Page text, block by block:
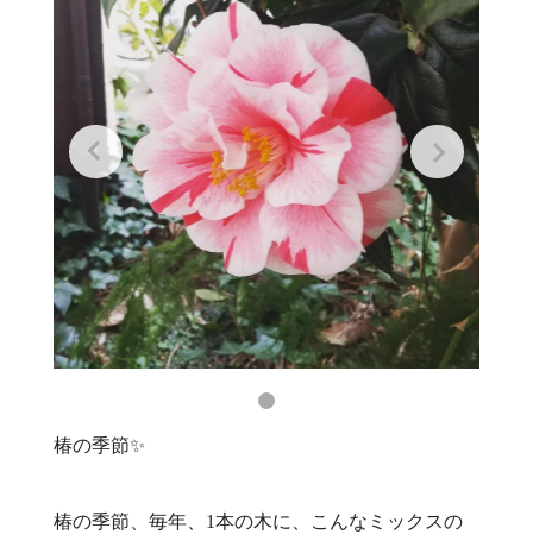
椿の季節✨
椿の季節、毎年、1本の木に、こんなミックスの